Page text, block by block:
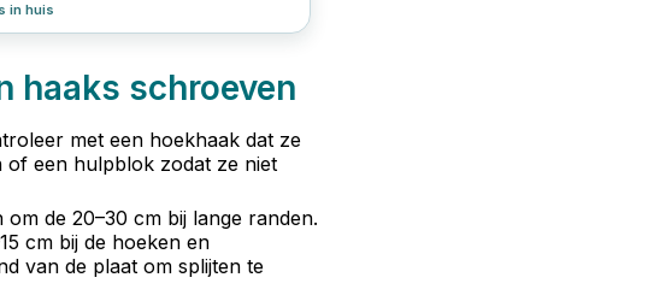
in huis
haaks schroeven
met een hoekhaak dat ze
of een hulpblok zodat ze niet
om de 20–30 cm bij lange randen.
cm bij de hoeken en
van de plaat om splijten te